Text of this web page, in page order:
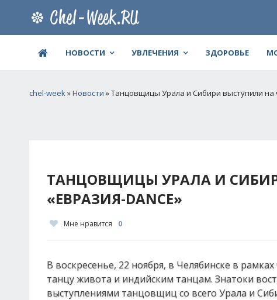
НОВОСТИ УВЛЕЧЕНИЯ ЗДОРОВЬЕ
chel-week»Новости » Танцовщицы Урала и Сибири выступили на
ТАНЦОВЩИЦЫ УРАЛА И
«ЕВРАЗИЯ-DANCE»
Мне нравится 0
В воскресенье, 22 ноября, в Челябинске в
танцу живота и индийским танцам. Знатоки
выступлениями танцовщиц со всего Урала и